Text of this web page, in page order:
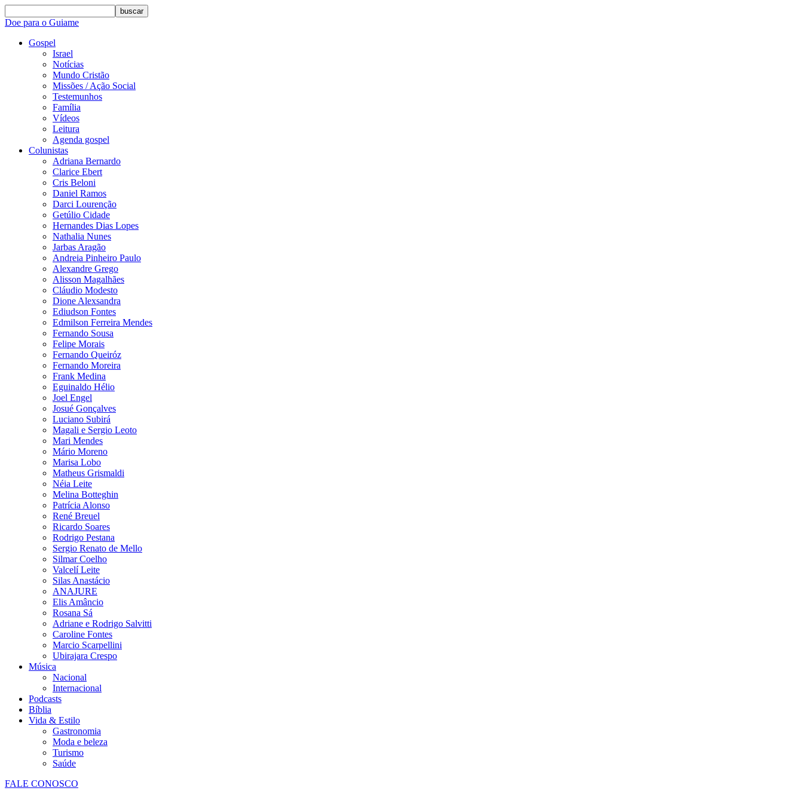
buscar
Doe para o Guiame
Gospel
Israel
Notícias
Mundo Cristão
Missões / Ação Social
Testemunhos
Família
Vídeos
Leitura
Agenda gospel
Colunistas
Adriana Bernardo
Clarice Ebert
Cris Beloni
Daniel Ramos
Darci Lourenção
Getúlio Cidade
Hernandes Dias Lopes
Nathalia Nunes
Jarbas Aragão
Andreia Pinheiro Paulo
Alexandre Grego
Alisson Magalhães
Cláudio Modesto
Dione Alexsandra
Ediudson Fontes
Edmilson Ferreira Mendes
Fernando Sousa
Felipe Morais
Fernando Queiróz
Fernando Moreira
Frank Medina
Eguinaldo Hélio
Joel Engel
Josué Gonçalves
Luciano Subirá
Magali e Sergio Leoto
Mari Mendes
Mário Moreno
Marisa Lobo
Matheus Grismaldi
Néia Leite
Melina Botteghin
Patrícia Alonso
René Breuel
Ricardo Soares
Rodrigo Pestana
Sergio Renato de Mello
Silmar Coelho
Valcelí Leite
Silas Anastácio
ANAJURE
Elis Amâncio
Rosana Sá
Adriane e Rodrigo Salvitti
Caroline Fontes
Marcio Scarpellini
Ubirajara Crespo
Música
Nacional
Internacional
Podcasts
Bíblia
Vida & Estilo
Gastronomia
Moda e beleza
Turismo
Saúde
FALE CONOSCO